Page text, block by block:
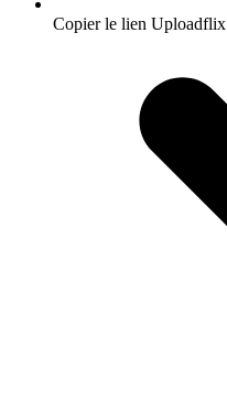
Copier le lien Uploadflix